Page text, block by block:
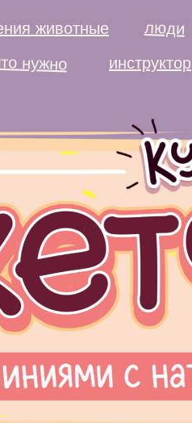
инструктор
нужно
люди
животные